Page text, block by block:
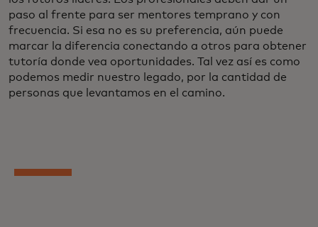
paso al frente para ser mentores temprano y con
frecuencia. Si esa no es su preferencia, aún puede
marcar la diferencia conectando a otros para obtener
tutoría donde vea oportunidades. Tal vez así es como
podemos medir nuestro legado, por la cantidad de
personas que levantamos en el camino.